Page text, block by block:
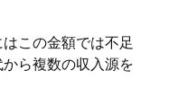
この金額では不足
ら複数の収入源を